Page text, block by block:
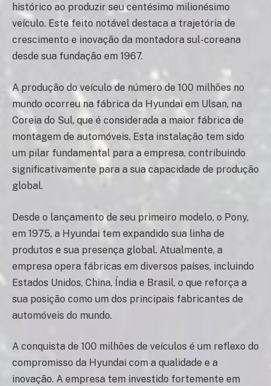
histórico ao produzir seu centésimo milionésimo
veículo. Este feito notável destaca a trajetória de
crescimento e inovação da montadora sul-coreana
desde sua fundação em 1967.
A produção do veículo de número de 100 milhões no
mundo ocorreu na fábrica da Hyundai em Ulsan, na
Coreia do Sul, que é considerada a maior fábrica de
montagem de automóveis. Esta instalação tem sido
um pilar fundamental para a empresa, contribuindo
significativamente para a sua capacidade de produção
global.
Desde o lançamento de seu primeiro modelo, o Pony,
em 1975, a Hyundai tem expandido sua linha de
produtos e sua presença global. Atualmente, a
empresa opera fábricas em diversos países, incluindo
Estados Unidos, China, Índia e Brasil, o que reforça a
sua posição como um dos principais fabricantes de
automóveis do mundo.
A conquista de 100 milhões de veículos é um reflexo do
compromisso da Hyundai com a qualidade e a
inovação. A empresa tem investido fortemente em